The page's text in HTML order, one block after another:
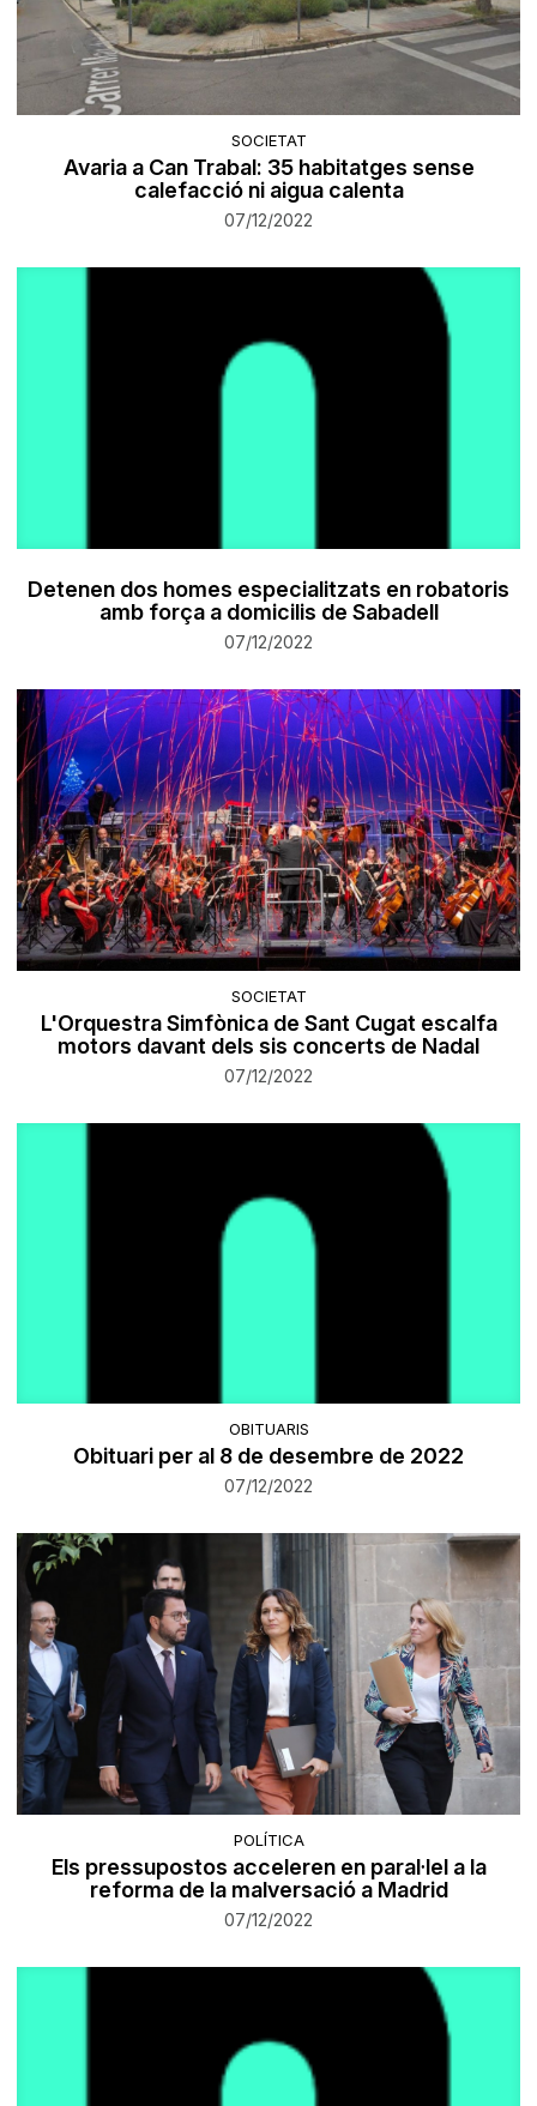
SOCIETAT
Avaria a Can Trabal: 35 habitatges sense
calefacció ni aigua calenta
07/12/2022
Detenen dos homes especialitzats en robatoris
amb força a domicilis de Sabadell
07/12/2022
SOCIETAT
L'Orquestra Simfònica de Sant Cugat escalfa
motors davant dels sis concerts de Nadal
07/12/2022
OBITUARIS
Obituari per al 8 de desembre de 2022
07/12/2022
POLÍTICA
Els pressupostos acceleren en paral·lel a la
reforma de la malversació a Madrid
07/12/2022